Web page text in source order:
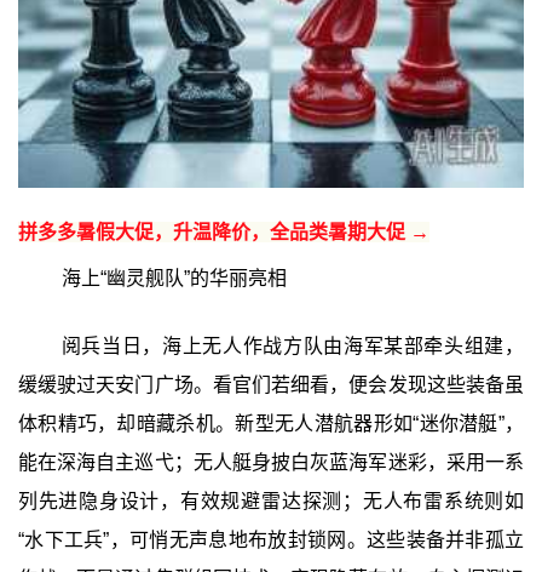
拼多多暑假大促，升温降价，全品类暑期大促 →
海上“幽灵舰队”的华丽亮相
阅兵当日，海上无人作战方队由海军某部牵头组建，
缓缓驶过天安门广场。看官们若细看，便会发现这些装备虽
体积精巧，却暗藏杀机。新型无人潜航器形如“迷你潜艇”，
能在深海自主巡弋；无人艇身披白灰蓝海军迷彩，采用一系
列先进隐身设计，有效规避雷达探测；无人布雷系统则如
“水下工兵”，可悄无声息地布放封锁网。这些装备并非孤立